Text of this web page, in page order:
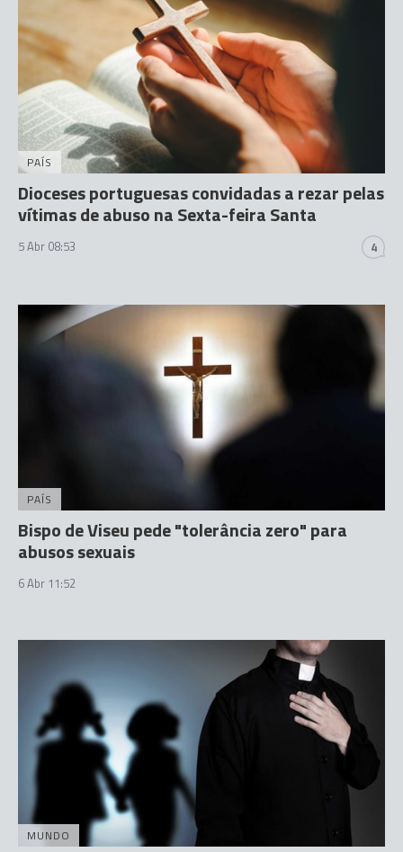
PAÍS
Dioceses portuguesas convidadas a rezar pelas
vítimas de abuso na Sexta-feira Santa
5 Abr 08:53 4
PAÍS
Bispo de Viseu pede "tolerância zero" para
abusos sexuais
6 Abr 11:52
MUNDO